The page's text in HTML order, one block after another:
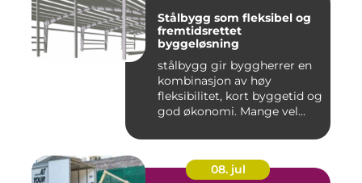
Stålbygg som fleksibel og
fremtidsrettet
byggeløsning
stålbygg gir byggherrer en
kombinasjon av høy
fleksibilitet, kort byggetid og
god økonomi. Mange vel...
08. jul